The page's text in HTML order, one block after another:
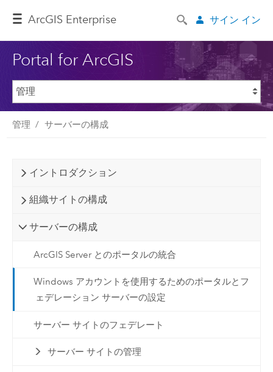
ArcGIS Enterprise サイン イン
Portal for ArcGIS
管理 サーバーの構成
イントロダクション
組織サイトの構成
サーバーの構成
ArcGIS Server とのポータルの統合
Windows アカウントを使用するためのポータルとフ
ェデレーション サーバーの設定
サーバー サイトのフェデレート
サーバー サイトの管理